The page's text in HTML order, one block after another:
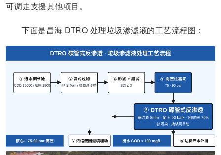
可调走支援其他项目。
下面是昌海 DTRO 处理垃圾渗滤液的工艺流程图：